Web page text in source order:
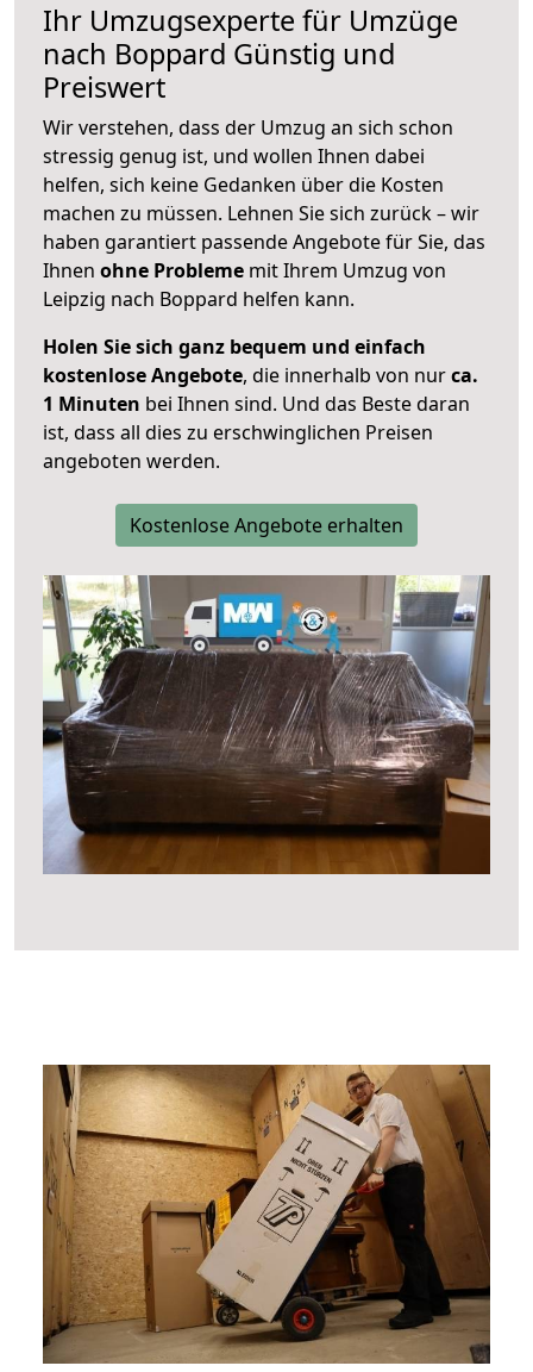
Ihr Umzugsexperte für Umzüge
nach Boppard Günstig und
Preiswert
Wir verstehen, dass der Umzug an sich schon
stressig genug ist, und wollen Ihnen dabei
helfen, sich keine Gedanken über die Kosten
machen zu müssen. Lehnen Sie sich zurück – wir
haben garantiert passende Angebote für Sie, das
Ihnen ohne Probleme mit Ihrem Umzug von
Leipzig nach Boppard helfen kann.
Holen Sie sich ganz bequem und einfach
kostenlose Angebote, die innerhalb von nurca.
1 Minuten bei Ihnen sind. Und das Beste daran
ist, dass all dies zu erschwinglichen Preisen
angeboten werden.
Kostenlose Angebote erhalten